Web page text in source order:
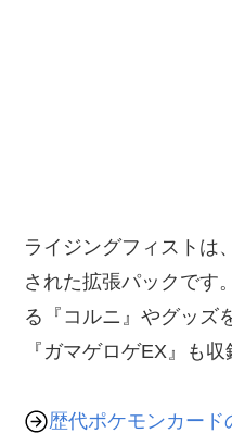
ライジングフィストは
された拡張パックです
る『コルニ』やグッズ
『ガマゲロゲEX』も収
歴代ポケモンカード